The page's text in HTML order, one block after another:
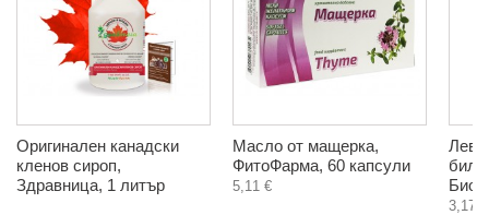
Оригинален канадски
кленов сироп,
Здравница, 1 литър
Масло от мащерка,
ФитоФарма, 60 капсули
5,11 €
3,17 €